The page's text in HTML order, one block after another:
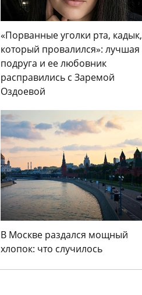
«Порванные уголки рта, кадык,
который провалился»: лучшая
подруга и ее любовник
расправились с Заремой
Оздоевой
В Москве раздался мощный
хлопок: что случилось